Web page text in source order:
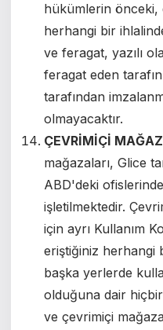
hükümlerin önceki,
herhangi bir
ve feragat, yazılı
feragat eden
tarafından
olmayacaktır.
ÇEVRİMİÇİ
mağazaları, Glice
ABD'deki
işletilmektedir.
için ayrı Kullanım
eriştiğiniz herhangi
başka yerlerde
olduğuna dair
ve çevrimiçi